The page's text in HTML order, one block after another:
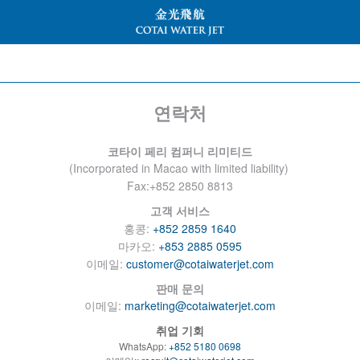
연락처
코타이 페리 컴퍼니 리미티드
(Incorporated in Macao with limited liability)
Fax:+852 2850 8813
고객 서비스
홍콩: +852 2859 1640
마카오: +853 2885 0595
이메일: customer@cotaiwaterjet.com
판매 문의
이메일: marketing@cotaiwaterjet.com
취업 기회
WhatsApp:+852 5180 0698